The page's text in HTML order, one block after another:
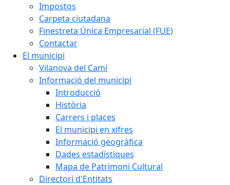
Impostos
Carpeta ciutadana
Finestreta Única Empresarial (FUE)
Contactar
El municipi
Vilanova del Camí
Informació del municipi
Introducció
Història
Carrers i places
El municipi en xifres
Informació geogràfica
Dades estadístiques
Mapa de Patrimoni Cultural
Directori d'Entitats